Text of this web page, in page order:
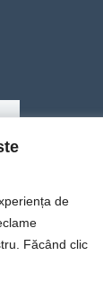
de
Făcând clic